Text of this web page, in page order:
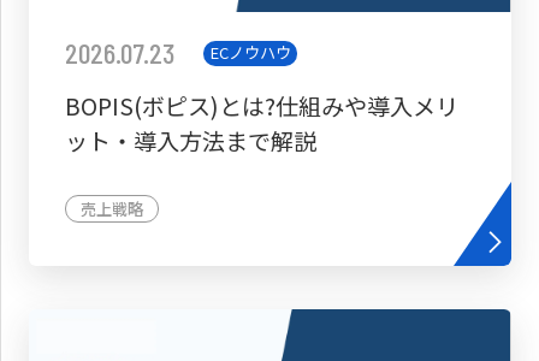
2026.07.23 ECノウハウ
BOPIS(ボピス)とは?仕組みや導入メリ
ット・導入方法まで解説
売上戦略